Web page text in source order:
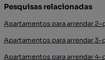
Pesquisas relacionadas
Apartamentos para arrendar
Apartamentos para arrendar
Apartamentos para arrendar